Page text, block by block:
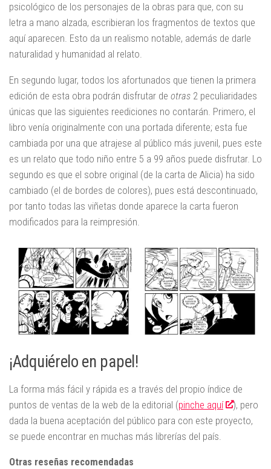
psicológico de los personajes de la obras para que, con su
letra a mano alzada, escribieran los fragmentos de textos que
aquí aparecen. Esto da un realismo notable, además de darle
naturalidad y humanidad al relato.
En segundo lugar, todos los afortunados que tienen la primera
edición de esta obra podrán disfrutar de otras 2 peculiaridades
únicas que las siguientes reediciones no contarán. Primero, el
libro venía originalmente con una portada diferente; esta fue
cambiada por una que atrajese al público más juvenil, pues este
es un relato que todo niño entre 5 a 99 años puede disfrutar. Lo
segundo es que el sobre original (de la carta de Alicia) ha sido
cambiado (el de bordes de colores), pues está descontinuado,
por tanto todas las viñetas donde aparece la carta fueron
modificados para la reimpresión.
¡Adquiérelo en papel!
La forma más fácil y rápida es a través del propio índice de
puntos de ventas de la web de la editorial (pinche aquí
), pero
dada la buena aceptación del público para con este proyecto,
se puede encontrar en muchas más librerías del país.
Otras reseñas recomendadas